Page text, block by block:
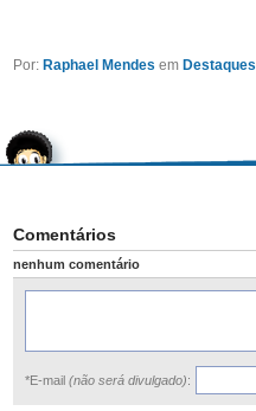
Por: Raphael Mendes em Destaques
Comentários
nenhum comentário
*E-mail (não será divulgado):